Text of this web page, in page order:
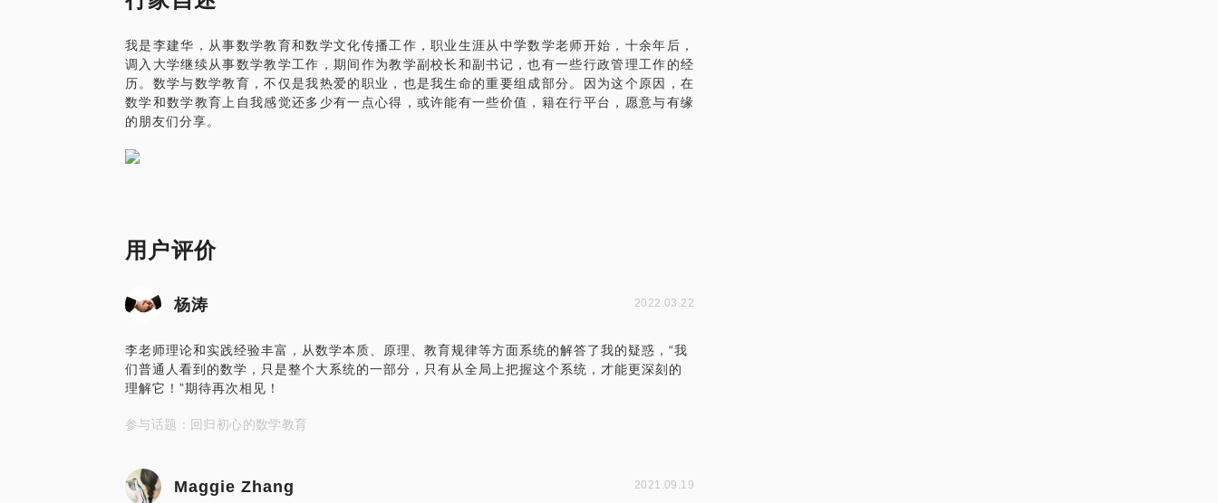
您可以在七巧板、九连环、汉诺塔、魔方、数独等中外益智游戏中选择一至三款，作为
题。请把您的问题提前发给我，方便我做更精确的准备，提升见面效率。期待与您的见
面。
我是李建华，从事数学教育和数学文化传播工作，职业生涯从中学数学老师开始，十余年后，
调入大学继续从事数学教学工作，期间作为教学副校长和副书记，也有一些行政管理工作的经
历。数学与数学教育，不仅是我热爱的职业，也是我生命的重要组成部分。因为这个原因，在
数学和数学教育上自我感觉还多少有一点心得，或许能有一些价值，籍在行平台，愿意与有缘
的朋友们分享。
用户评价
杨涛 2022.03.22
李老师理论和实践经验丰富，从数学本质、原理、教育规律等方面系统的解答了我的疑惑，“我
们普通人看到的数学，只是整个大系统的一部分，只有从全局上把握这个系统，才能更深刻的
理解它！”期待再次相见！
参与话题：回归初心的数学教育
Maggie Zhang 2021.09.19